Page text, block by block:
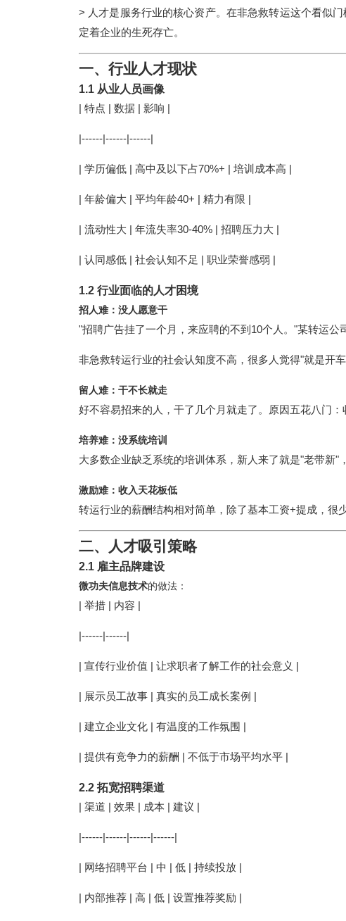
> 人才是服务行业的核心资产。在非急救转运这个看似
定着企业的生死存亡。
一、行业人才现状
1.1 从业人员画像
| 特点 | 数据 | 影响 |
|------|------|------|
| 学历偏低 | 高中及以下占70%+ | 培训成本高 |
| 年龄偏大 | 平均年龄40+ | 精力有限 |
| 流动性大 | 年流失率30-40% | 招聘压力大 |
| 认同感低 | 社会认知不足 | 职业荣誉感弱 |
1.2 行业面临的人才困境
招人难：没人愿意干
"招聘广告挂了一个月，来应聘的不到10个人。"某转运公
非急救转运行业的社会认知度不高，很多人觉得"就是开
留人难：干不长就走
好不容易招来的人，干了几个月就走了。原因五花八门
培养难：没系统培训
大多数企业缺乏系统的培训体系，新人来了就是"老带新"
激励难：收入天花板低
转运行业的薪酬结构相对简单，除了基本工资+提成，很
二、人才吸引策略
2.1 雇主品牌建设
微功夫信息技术的做法：
| 举措 | 内容 |
|------|------|
| 宣传行业价值 | 让求职者了解工作的社会意义 |
| 展示员工故事 | 真实的员工成长案例 |
| 建立企业文化 | 有温度的工作氛围 |
| 提供有竞争力的薪酬 | 不低于市场平均水平 |
2.2 拓宽招聘渠道
| 渠道 | 效果 | 成本 | 建议 |
|------|------|------|------|
| 网络招聘平台 | 中 | 低 | 持续投放 |
| 内部推荐 | 高 | 低 | 设置推荐奖励 |